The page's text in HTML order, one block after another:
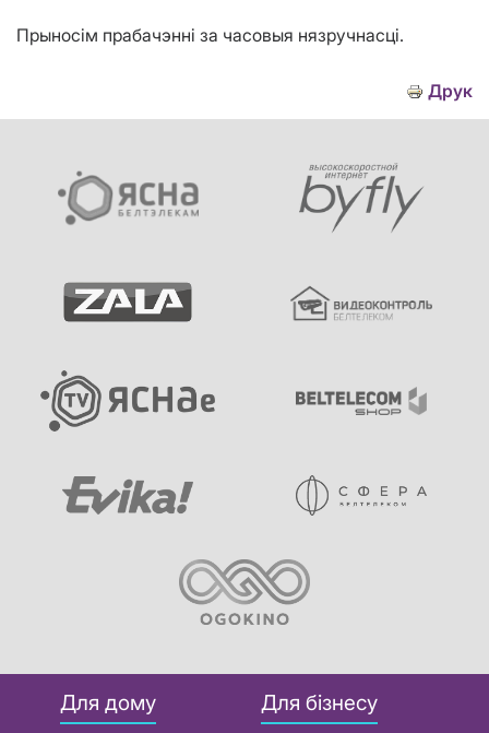
Прыносім прабачэнні за часовыя нязручнасці.
Друк
Для дому Для бізнесу